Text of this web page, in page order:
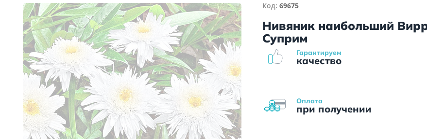
Код:69675
Нивяник наибольший
Суприм
Оплата
при получении
Гарантируем
качество